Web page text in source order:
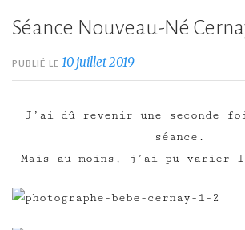
Séance Nouveau-Né
PUBLIÉ LE 10 juillet 2019
J’ai dû revenir une seconde
séance.
Mais au moins, j’ai pu varier